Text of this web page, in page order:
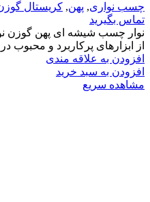
چسب نواری, پهن, کریستال
تماس بگیرید
نوار چسب شیشه ای پهن گوزن
از ابزارهای پرکاربرد و محبوب
افزودن به علاقه مندی
افزودن به سبد خرید
مشاهده سریع